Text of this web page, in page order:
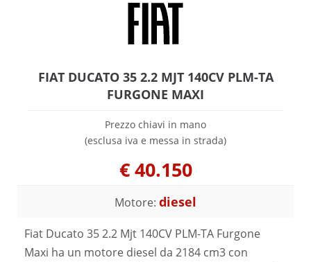
FIAT DUCATO 35 2.2 MJT 140CV PLM-TA
FURGONE MAXI
Prezzo chiavi in mano
(esclusa iva e messa in strada)
€40.150
Motore: diesel
Fiat Ducato 35 2.2 Mjt 140CV PLM-TA Furgone
Maxi ha un motore diesel da 2184 cm3 con